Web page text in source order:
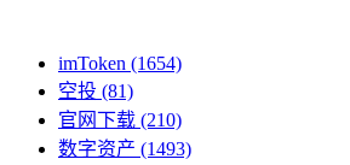
imToken (1654)
空投 (81)
官网下载 (210)
数字资产 (1493)